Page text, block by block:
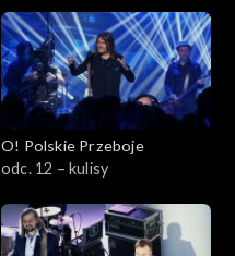
O! Polskie Przeboje
odc. 12 – kulisy